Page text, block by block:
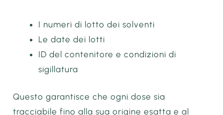
I numeri di lotto dei solventi
Le date dei lotti
ID del contenitore e condizioni di
sigillatura
Questo garantisce che ogni dose sia
tracciabile fino alla sua origine esatta e al